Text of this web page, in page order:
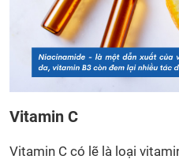
Vitamin C
Vitamin C có lẽ là loại